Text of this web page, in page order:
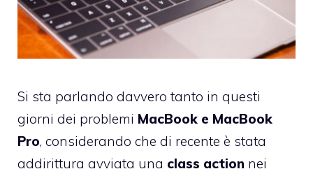
Si sta parlando davvero tanto in questi
giorni dei problemi MacBook e MacBook
Pro, considerando che di recente è stata
addirittura avviata una class action nei